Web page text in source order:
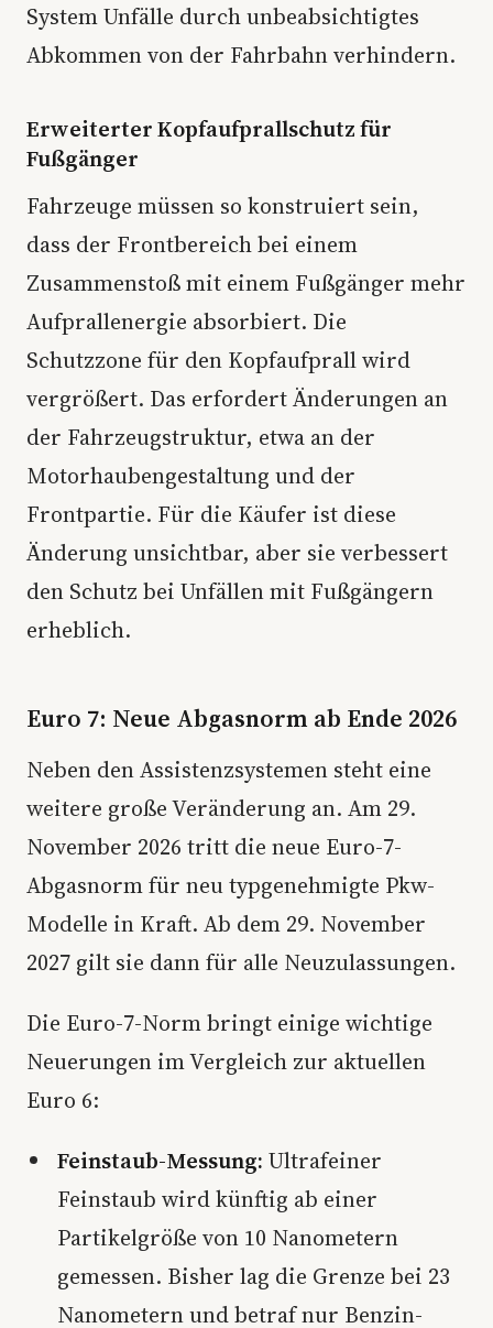
System Unfälle durch unbeabsichtigtes
Abkommen von der Fahrbahn verhindern.
Erweiterter Kopfaufprallschutz für
Fußgänger
Fahrzeuge müssen so konstruiert sein,
dass der Frontbereich bei einem
Zusammenstoß mit einem Fußgänger mehr
Aufprallenergie absorbiert. Die
Schutzzone für den Kopfaufprall wird
vergrößert. Das erfordert Änderungen an
der Fahrzeugstruktur, etwa an der
Motorhaubengestaltung und der
Frontpartie. Für die Käufer ist diese
Änderung unsichtbar, aber sie verbessert
den Schutz bei Unfällen mit Fußgängern
erheblich.
Euro 7: Neue Abgasnorm ab Ende 2026
Neben den Assistenzsystemen steht eine
weitere große Veränderung an. Am 29.
November 2026 tritt die neue Euro-7-
Abgasnorm für neu typgenehmigte Pkw-
Modelle in Kraft. Ab dem 29. November
2027 gilt sie dann für alle Neuzulassungen.
Die Euro-7-Norm bringt einige wichtige
Neuerungen im Vergleich zur aktuellen
Euro 6:
Feinstaub-Messung: Ultrafeiner
Feinstaub wird künftig ab einer
Partikelgröße von 10 Nanometern
gemessen. Bisher lag die Grenze bei 23
Nanometern und betraf nur Benzin-